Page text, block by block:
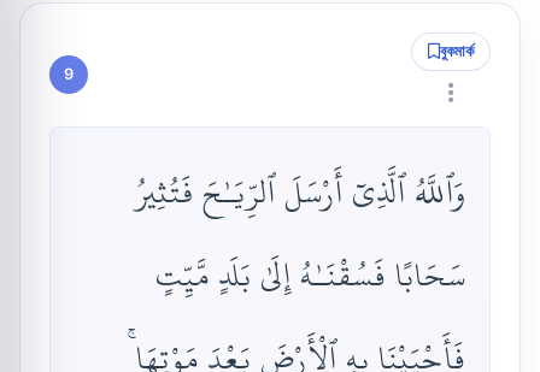
9
বুকমার্ক
وَٱللَّهُ ٱلَّذِىٓ أَرْسَلَ ٱلرِّيَـٰحَ فَتُثِيرُ
سَحَابًا فَسُقْنَـٰهُ إِلَىٰ بَلَدٍ مَّيِّتٍ
فَأَحْيَيْنَا بِهِ ٱلْأَرْضَ بَعْدَ مَوْتِهَا ۚ